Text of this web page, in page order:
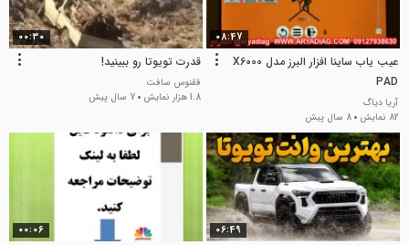
08:47
عیب یاب ساینا افزار البرز مدل X6000
PAD
آریا دیاگ
82 نمایش
8 سال پیش
00:30
قدرت تویوتا رو ببینید!
ققنوس سافت
1.8 هزار نمایش
7 سال پیش
06:49
00:06